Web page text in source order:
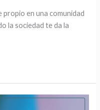
propio en una comunidad
la sociedad te da la